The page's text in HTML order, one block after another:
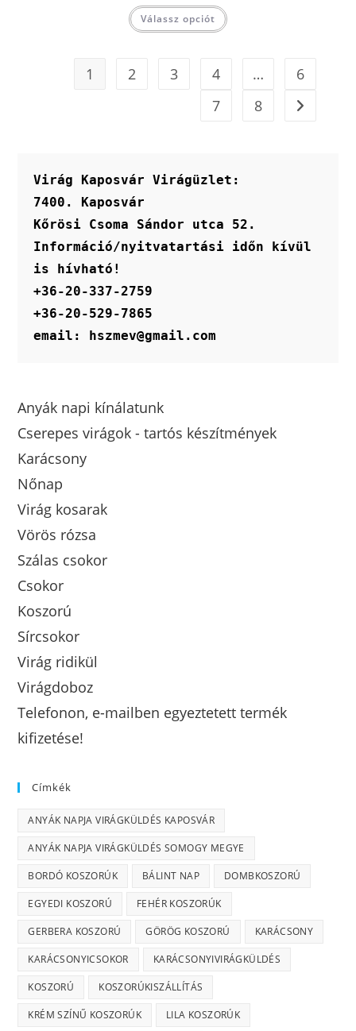
Válassz opciót
1 2 3 4 …
6
7
8
Virág Kaposvár Virágüzlet:
7400. Kaposvár
Kőrösi Csoma Sándor utca 52.
Információ/nyitvatartási időn kívül
is hívható!
+36-20-337-2759
+36-20-529-7865
email: hszmev@gmail.com
Anyák napi kínálatunk
Cserepes virágok - tartós készítmények
Karácsony
Nőnap
Virág kosarak
Vörös rózsa
Szálas csokor
Csokor
Koszorú
Sírcsokor
Virág ridikül
Virágdoboz
Telefonon, e-mailben egyeztetett termék
kifizetése!
Címkék
ANYÁK NAPJA VIRÁGKÜLDÉS KAPOSVÁR
ANYÁK NAPJA VIRÁGKÜLDÉS SOMOGY MEGYE
BORDÓ KOSZORÚK BÁLINT NAP DOMBKOSZORÚ
EGYEDI KOSZORÚ FEHÉR KOSZORÚK
GERBERA KOSZORÚ GÖRÖG KOSZORÚ KARÁCSONY
KARÁCSONYICSOKOR KARÁCSONYIVIRÁGKÜLDÉS
KOSZORÚ KOSZORÚKISZÁLLÍTÁS
KRÉM SZÍNŰ KOSZORÚK LILA KOSZORÚK